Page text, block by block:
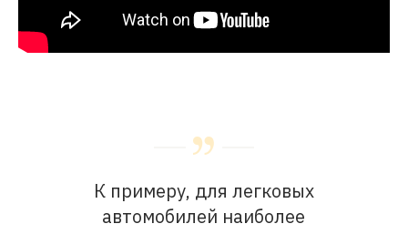
К примеру, для легковых
автомобилей наиболее